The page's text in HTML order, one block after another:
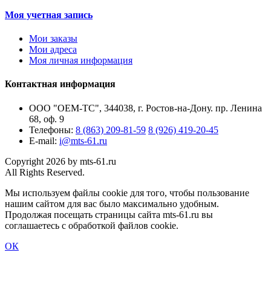
Моя учетная запись
Мои заказы
Мои адреса
Моя личная информация
Контактная информация
ООО "ОЕМ-ТС", 344038, г. Ростов-на-Дону. пр. Ленина
68, оф. 9
Телефоны: 8 (863) 209-81-59 8 (926) 419-20-45
E-mail: i@mts-61.ru
Copyright 2026 by mts-61.ru
All Rights Reserved.
Мы используем файлы cookie для того, чтобы пользование
нашим сайтом для вас было максимально удобным.
Продолжая посещать страницы сайта mts-61.ru вы
соглашаетесь с обработкой файлов cookie.
ОК